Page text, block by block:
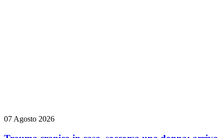
07 Agosto 2026